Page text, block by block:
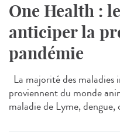
One Health :
anticiper la
pandémie
La majorité des maladies
proviennent du monde
maladie de Lyme,